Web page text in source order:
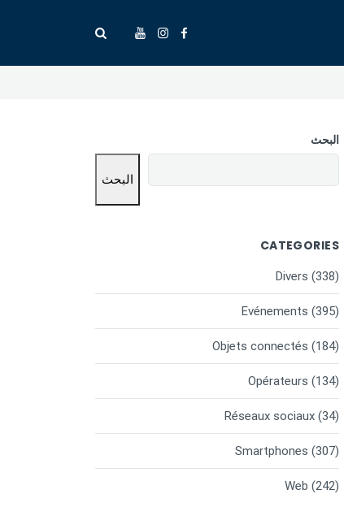
البحث
البحث
CATEGORIES
Divers (338)
Evénements (395)
Objets connectés (184)
Opérateurs (134)
Réseaux sociaux (34)
Smartphones (307)
Web (242)